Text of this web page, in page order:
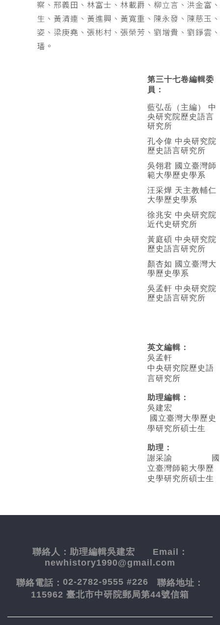
察、邢義田、林富士、林載爵、柳立言、洪金富
生、黃清連、黃進興、黃寬重、陳永發、陳慈玉
姿、梁庚堯、張彬村、張榮芳、劉增貴、劉錚雲
璠。
第三十七卷編輯委
員：
藍弘岳（主編） 中
央研究院歷史語言
研究所
孔令偉 中央研究院
歷史語言研究所
吳翎君 國立臺灣師
範大學歷史學系
汪采燁 天主教輔仁
大學歷史學系
徐兆安 中央研究院
近代史研究所
黃庭碩 中央研究院
歷史語言研究所
顏杏如 國立臺灣大
學歷史學系
吳孟軒 中央研究院
歷史語言研究所
英文編輯 ：
吳孟軒
中央研究院歷史語
言研究所
助理編輯：
吳建宏
國立臺灣大學歷史
學研究所碩士生
助理：
謝采諭
國
立臺灣師範大學歷
史學研究所碩士生
聯絡人： 助理編輯吳建宏 Email：
newhistory1990@gmail.com
聯絡電話： 02-2782-9555 #226 聯絡地址：
115962 臺北市中研院郵局第44號信箱